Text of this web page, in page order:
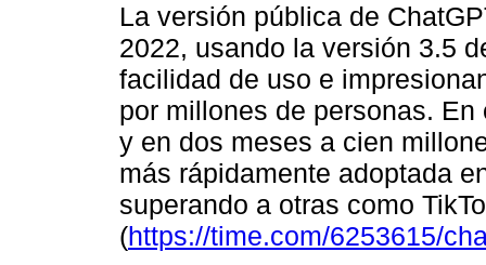
La versión pública de
2022, usando la versión 3.5
facilidad de uso e
por millones de personas.
y en dos meses a cien
más rápidamente adoptada
superando a otras como
(https://time.com/6253615/